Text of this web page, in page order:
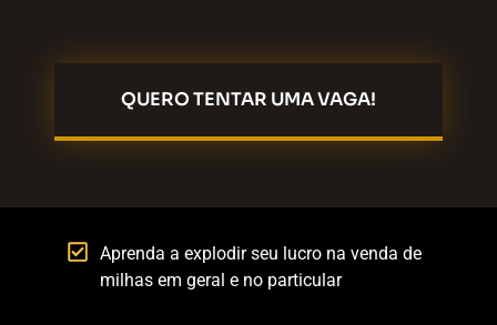
QUERO TENTAR UMA VAGA!
Aprenda a explodir seu lucro na venda de
milhas em geral e no particular